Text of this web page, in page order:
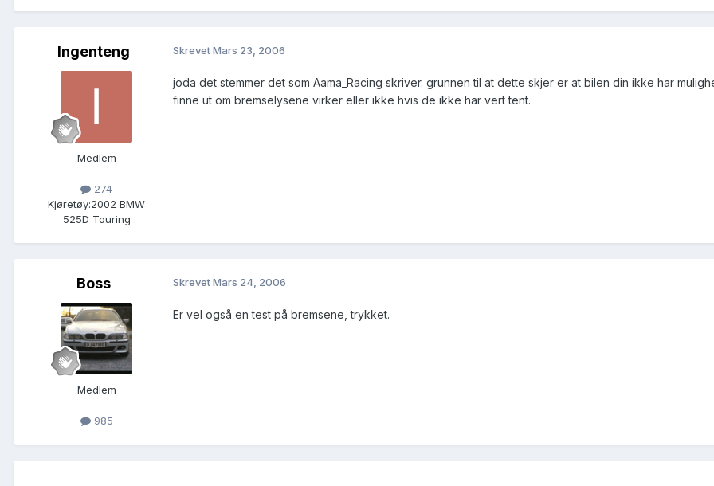
Ingenteng
Medlem
274
Kjøretøy:2002 BMW
525D Touring
SkrevetMars 23, 2006
joda det stemmer det som Aama_Racing skriver. grunnen til at dette skjer er at bilen din ikke har
finne ut om bremselysene virker eller ikke hvis de ikke har vert tent.
Boss
Medlem
985
SkrevetMars 24, 2006
Er vel også en test på bremsene, trykket.